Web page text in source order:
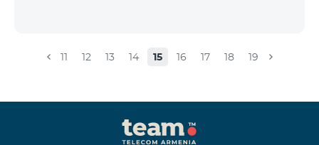
11 12 13 14 15 16 17 18 19